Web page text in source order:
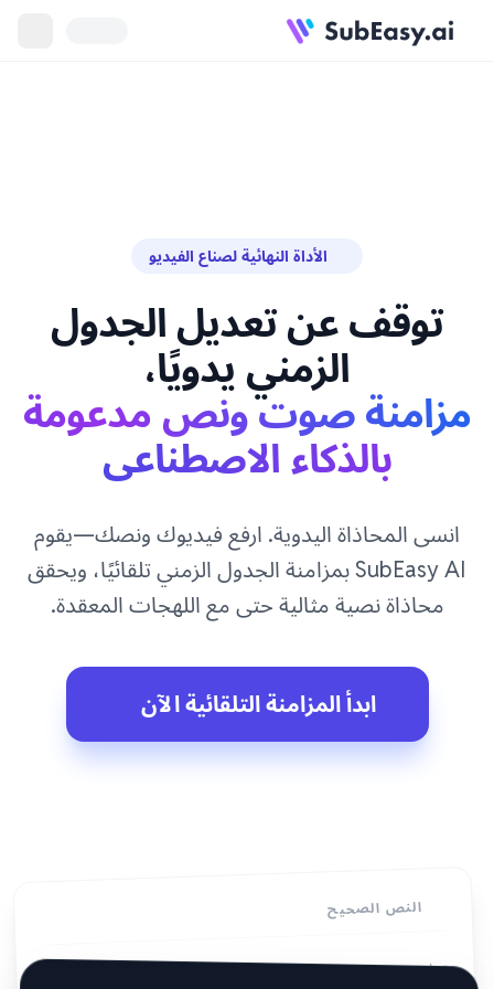
الأداة النهائية لصناع الفيديو
توقف عن تعديل الجدول
الزمني يدويًا،
مزامنة صوت ونص مدعومة
بالذكاء الاصطناعي
انسى المحاذاة اليدوية. ارفع فيديوك ونصك—يقوم
SubEasy AI بمزامنة الجدول الزمني تلقائيًا، ويحقق
محاذاة نصية مثالية حتى مع اللهجات المعقدة.
ابدأ المزامنة التلقائية الآن
النص الصحيح
تخلص من التعديلات اليدوية على الجدول الزمني؛ تمنحك ميزة محاذاة